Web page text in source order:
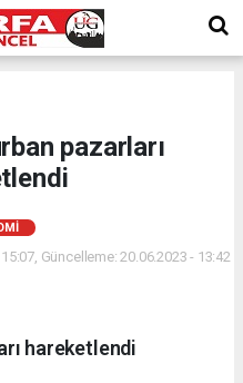
pazarları
Güncelleme: 20.06.2023 - 13:42
hareketlendi